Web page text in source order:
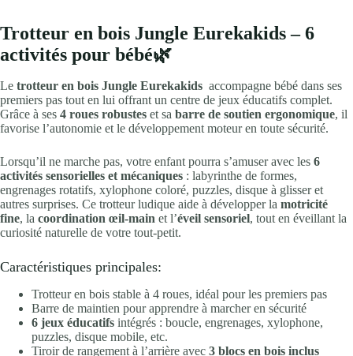
Trotteur en bois Jungle Eurekakids – 6
activités pour bébé🌿
Le trotteur en bois Jungle Eurekakids accompagne bébé dans ses
premiers pas tout en lui offrant un centre de jeux éducatifs complet.
Grâce à ses 4 roues robustes et sa barre de soutien ergonomique, il
favorise l’autonomie et le développement moteur en toute sécurité.
Lorsqu’il ne marche pas, votre enfant pourra s’amuser avec les 6
activités sensorielles et mécaniques : labyrinthe de formes,
engrenages rotatifs, xylophone coloré, puzzles, disque à glisser et
autres surprises. Ce trotteur ludique aide à développer la motricité
fine, la coordination œil-main et l’éveil sensoriel, tout en éveillant la
curiosité naturelle de votre tout-petit.
Caractéristiques principales:
Trotteur en bois stable à 4 roues, idéal pour les premiers pas
Barre de maintien pour apprendre à marcher en sécurité
6 jeux éducatifs intégrés : boucle, engrenages, xylophone,
puzzles, disque mobile, etc.
Tiroir de rangement à l’arrière avec 3 blocs en bois inclus